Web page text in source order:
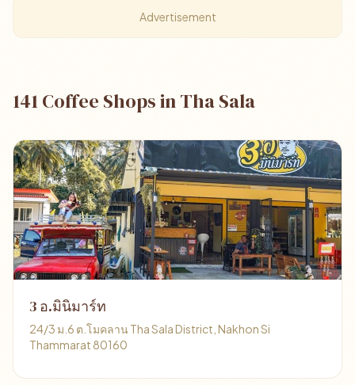
Advertisement
141 Coffee Shops in Tha Sala
3 อ.มินิมาร์ท
24/3 ม.6 ต.โมคลาน Tha Sala District, Nakhon Si
Thammarat 80160